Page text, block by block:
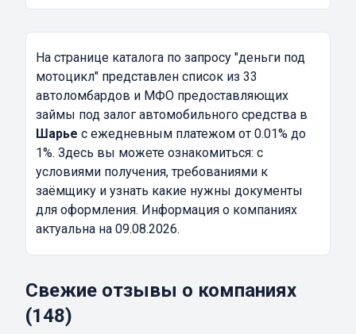
На странице каталога по запросу "деньги под
мотоцикл" представлен список из 33
автоломбардов и МФО предоставляющих
займы под залог автомобильного средства в
Шарье с ежедневным платежом от 0.01% до
1%. Здесь вы можете ознакомиться: с
условиями получения, требованиями к
заёмщику и узнать какие нужны документы
для оформления. Информация о компаниях
актуальна на 09.08.2026.
Свежие отзывы о компаниях
(148)